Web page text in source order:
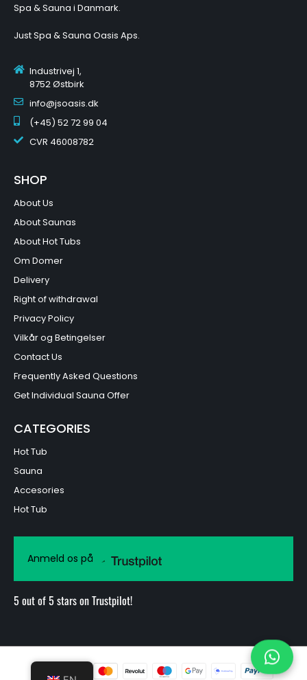
Spa & Sauna i Danmark.
Just Spa & Sauna Oasis Aps.
Industrivej 1,
8752 Østbirk
info@jsoasis.dk
(+45) 52 72 99 04
CVR 46008782
SHOP
About Us
About Saunas
About Hot Tubs
Om Domer
Delivery
Right of withdrawal
Privacy Policy
Vilkår og Betingelser
Contact Us
Frequently Asked Questions
Get Individual Sauna Offer
CATEGORIES
Hot Tub
Sauna
Accesories
Hot Tub
Anmeld os på
5 out of 5 stars on Trustpilot!